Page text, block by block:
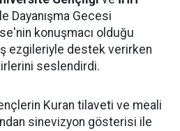
Dayanışma Gecesi
konuşmacı olduğu
ezgileriyle destek verirken
seslendirdi.
Kuran tilaveti ve meali
sinevizyon gösterisi ile